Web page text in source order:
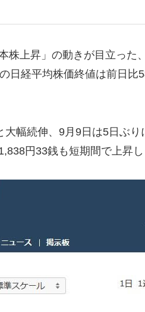
株上昇」の動きが目立った
日経平均株価終値は前日
大幅続伸、9月9日は5日ぶ
円33銭も短期間で上昇し